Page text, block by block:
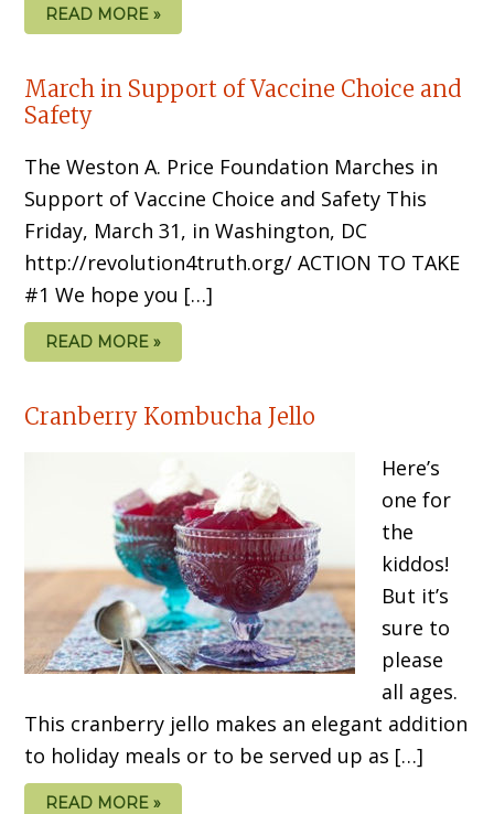
READ MORE »
March in Support of Vaccine Choice and
Safety
The Weston A. Price Foundation Marches in
Support of Vaccine Choice and Safety This
Friday, March 31, in Washington, DC
http://revolution4truth.org/ ACTION TO TAKE
#1 We hope you […]
READ MORE »
Cranberry Kombucha Jello
Here’s
one for
the
kiddos!
But it’s
sure to
please
all ages.
This cranberry jello makes an elegant addition
to holiday meals or to be served up as […]
READ MORE »